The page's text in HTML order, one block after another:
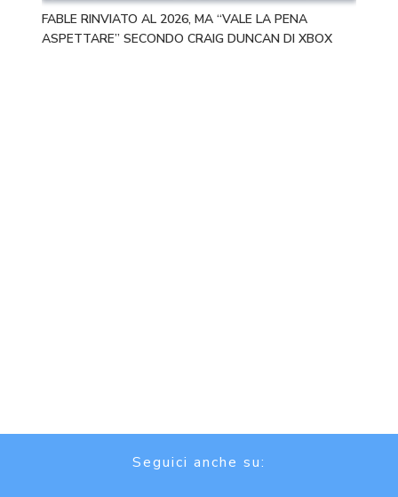
FABLE RINVIATO AL 2026, MA “VALE LA PENA
ASPETTARE” SECONDO CRAIG DUNCAN DI XBOX
Seguici anche su: